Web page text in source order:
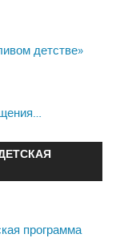
детстве»
программа